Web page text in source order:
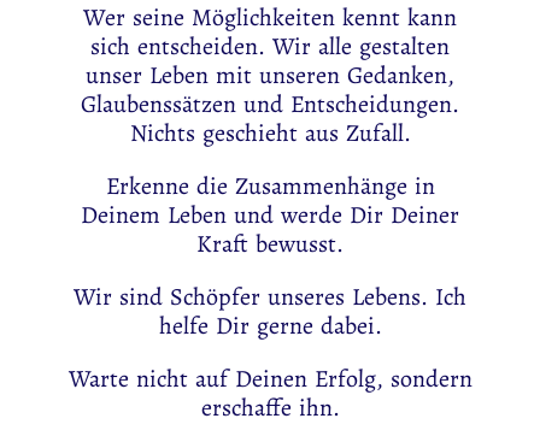
Wer seine Möglichkeiten kennt kann
sich entscheiden. Wir alle gestalten
unser Leben mit unseren Gedanken,
Glaubenssätzen und Entscheidungen.
Nichts geschieht aus Zufall.
Erkenne die Zusammenhänge in
Deinem Leben und werde Dir Deiner
Kraft bewusst.
Wir sind Schöpfer unseres Lebens. Ich
helfe Dir gerne dabei.
Warte nicht auf Deinen Erfolg, sondern
erschaffe ihn.